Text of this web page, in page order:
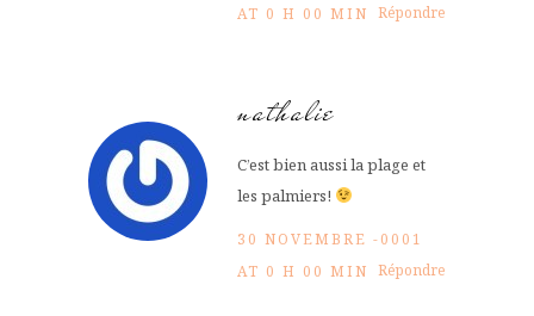
AT 0 H 00 MIN Répondre
nathalie
C’est bien aussi la plage et
les palmiers!
30 NOVEMBRE -0001
AT 0 H 00 MIN Répondre